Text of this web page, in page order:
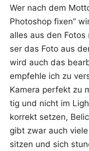
Wer nach dem
Pho­to­shop fixen”
alles aus den
ser das Foto aus
wird auch das
emp­feh­le ich zu
Kame­ra per­fekt zu
tig und nicht im
kor­rekt set­zen,
gibt zwar auch
sit­zen und sich